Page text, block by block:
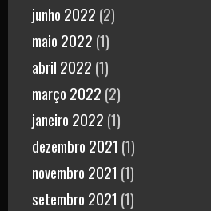
junho 2022 (2)
maio 2022 (1)
abril 2022 (1)
março 2022 (2)
janeiro 2022 (1)
dezembro 2021 (1)
novembro 2021 (1)
setembro 2021 (1)